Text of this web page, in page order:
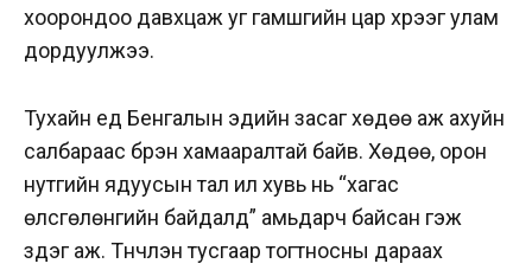
хоорондоо давхцаж уг гамшгийн цар хүрээг улам
дордуулжээ.
Тухайн үед Бенгалын эдийн засаг хөдөө аж ахуйн
салбараас бүрэн хамааралтай байв. Хөдөө, орон
нутгийн ядуусын тал илүү хувь нь “хагас
өлсгөлөнгийн байдалд” амьдарч байсан гэж
үздэг аж. Түүнчлэн тусгаар тогтносны дараах